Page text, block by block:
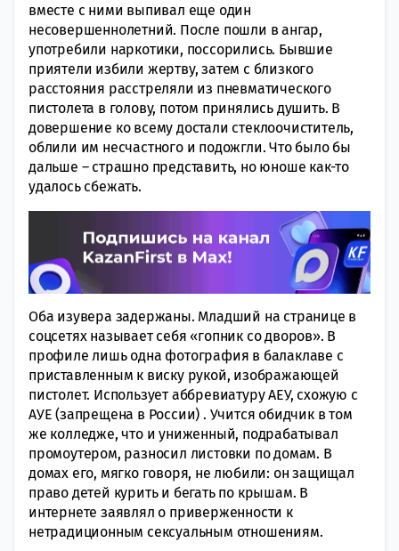
вместе с ними выпивал еще один
несовершеннолетний. После пошли в ангар,
употребили наркотики, поссорились. Бывшие
приятели избили жертву, затем с близкого
расстояния расстреляли из пневматического
пистолета в голову, потом принялись душить. В
довершение ко всему достали стеклоочиститель,
облили им несчастного и подожгли. Что было бы
дальше – страшно представить, но юноше как-то
удалось сбежать.
Оба изувера задержаны. Младший на странице в
соцсетях называет себя «гопник со дворов». В
профиле лишь одна фотография в балаклаве с
приставленным к виску рукой, изображающей
пистолет. Использует аббревиатуру АЕУ, схожую с
АУЕ (запрещена в России) . Учится обидчик в том
же колледже, что и униженный, подрабатывал
промоутером, разносил листовки по домам. В
домах его, мягко говоря, не любили: он защищал
право детей курить и бегать по крышам. В
интернете заявлял о приверженности к
нетрадиционным сексуальным отношениям.